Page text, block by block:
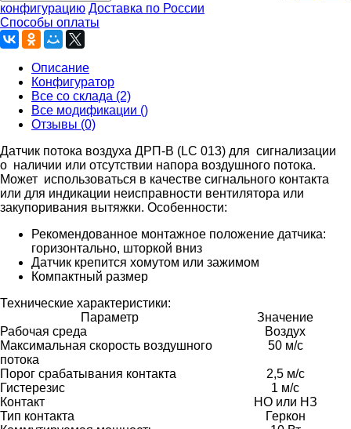
конфигурацию Доставка по России
Способы оплаты
Описание
Конфигуратор
Все со склада (2)
Все модификации ()
Отзывы (0)
Датчик потока воздуха ДРП-В (LC 013) для сигнализации
о наличии или отсутствии напора воздушного потока.
Может использоваться в качестве сигнального контакта
или для индикации неисправности вентилятора или
закупоривания вытяжки. Особенности:
Рекомендованное монтажное положение датчика:
горизонтально, шторкой вниз
Датчик крепится хомутом или зажимом
Компактный размер
Технические характеристики:
Параметр
Значение
Рабочая среда
Воздух
Максимальная скорость воздушного
потока
50 м/с
Порог срабатывания контакта
2,5 м/с
Гистерезис
1 м/с
Контакт
НО или НЗ
Тип контакта
Геркон